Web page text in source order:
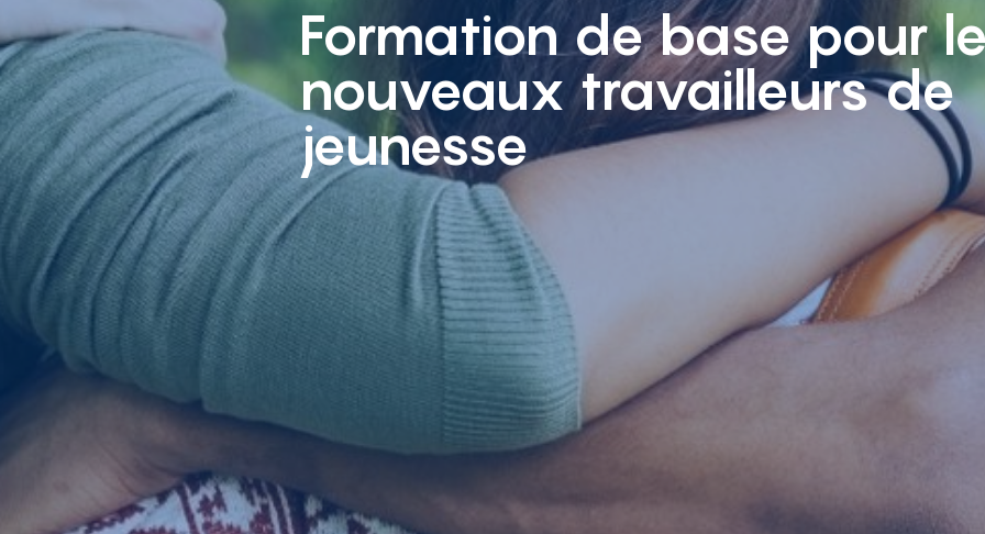
Formation de base pour
nouveaux travailleurs de
jeunesse